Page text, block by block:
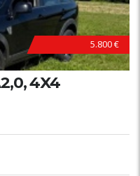
5.800 €
4X4